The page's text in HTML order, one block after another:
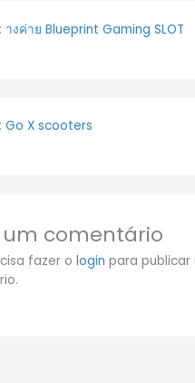
างค่าย Blueprint Gaming SLOT
Go X scooters
um comentário
fazer o login para publicar